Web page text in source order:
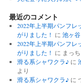
最近のコメント
2022年上半期パンフレ
がりました！ に 池ヶ
2022年上半期パンフレ
がりました！ に まっ
滑る系シャワクラ♪に
より
滑る系シャワクラ♪に